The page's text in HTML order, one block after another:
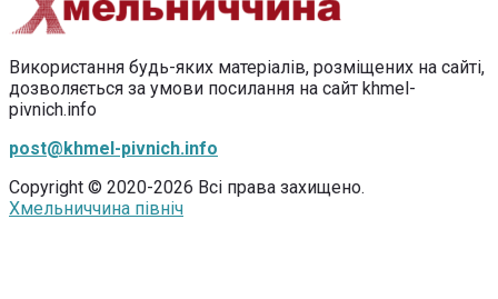
Використання будь-яких матеріалів, розміщених на сайті,
дозволяється за умови посилання на сайт khmel-
pivnich.info
post@khmel-pivnich.info
Copyright © 2020-2026 Всі права захищено.
Хмельниччина північ